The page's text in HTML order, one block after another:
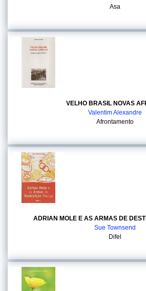
Asa
VELHO BRASIL NOVAS
Valentim Alexandre
Afrontamento
ADRIAN MOLE E AS ARMAS DE
Sue Townsend
Difel